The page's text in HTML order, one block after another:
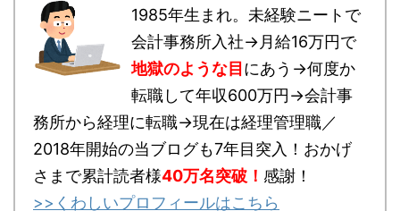
1985年生まれ。未経験ニートで
会計事務所入社→月給16万円で
地獄のような目 にあう→何度か
転職して年収600万円→会計事
務所から経理に転職→現在は経理管理職／
2018年開始の当ブログも7年目突入！おかげ
さまで累計読者様40万名突破 ！ 感謝！
>>くわしいプロフィールはこちら